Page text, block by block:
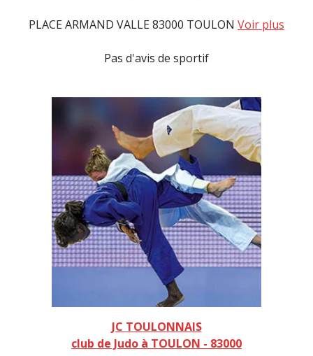
PLACE ARMAND VALLE 83000 TOULON Voir plus
Pas d'avis de sportif
JC TOULONNAIS
club de Judo à TOULON - 83000